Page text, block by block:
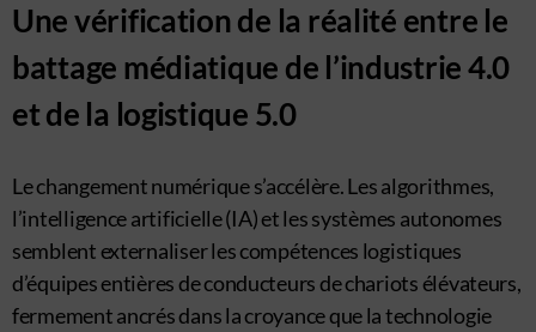
Une vérification de la réalité entre le
battage médiatique de l’industrie 4.0
et de la logistique 5.0
Le changement numérique s’accélère. Les algorithmes,
l’intelligence artificielle (IA) et les systèmes autonomes
semblent externaliser les compétences logistiques
d’équipes entières de conducteurs de chariots élévateurs,
fermement ancrés dans la croyance que la technologie